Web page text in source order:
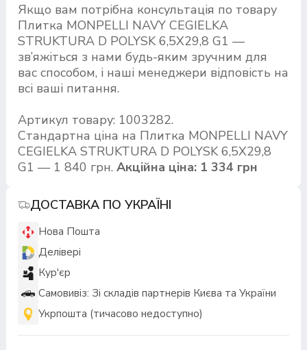
Якщо вам потрібна консультація по товару
Плитка MONPELLI NAVY CEGIELKA
STRUKTURA D POLYSK 6,5X29,8 G1 —
зв’яжіться з нами будь-яким зручним для
вас способом, і наші менеджери відповість на
всі ваші питання.
Артикул товару: 1003282.
Стандартна ціна на Плитка MONPELLI NAVY
CEGIELKA STRUKTURA D POLYSK 6,5X29,8
G1 — 1 840 грн. Акційна ціна: 1 334 грн
ДОСТАВКА ПО УКРАЇНІ
Нова Пошта
Делівері
Кур'єр
Самовивіз: Зі складів партнерів Києва та України
Укрпошта (тичасово недоступно)